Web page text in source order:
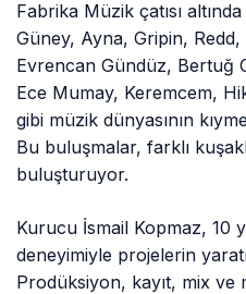
Fabrika Müzik çatısı
Güney, Ayna, Gripin,
Evrencan Gündüz, Bertuğ
Ece Mumay, Keremcem,
gibi müzik dünyasının
Bu buluşmalar, farklı
buluşturuyor.
Kurucu İsmail Kopmaz, 10
deneyimiyle projelerin
Prodüksiyon, kayıt, mix ve